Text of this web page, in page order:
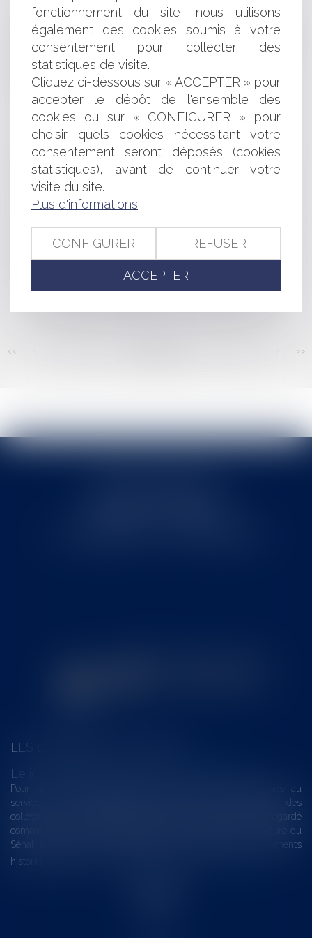
JURIDICTIONNELLE
PUBLICITÉ ET SOLLICITATION PERSONNALISÉE
DÉSORMAIS AUTORISÉES POUR LES AVOCATS:
PARUTION DU DÉCRET FIXANT LES CONDITIONS
DEMANDE DE PERMIS DE CONSTRUIRE PRÉSENTÉE
PAR UN COINDIVISAIRE
BAIL COMMERCIAL: MODIFICATION DU LOYER EN
COURS DE BAIL ET LOYER DE RÉFÉRENCE
SUR LA RÉFORME DES PROFESSIONS
RÉGLEMENTÉES DU DROIT
AUGMENTATION DES TARIFS DE GAZ ET
D'ÉLECTRICITÉ ET OBLIGATION D'INFORMATION DES
CONSOMMATEURS
LES CONDITIONS DE LA PROCÉDURE DE
DESTITUTION DU PRÉSIDENT DE LA RÉPUBLIQUE
PRÉCISÉES
PASSAGE EN DIFFUSION GRATUITE DE LCI: PAS DE
SUSPENSION DE LA DÉCISION DU CSA
MICRO-ENTREPRISES: ALLÉGEMENT DES
<< >>
LES DERNIÈRES ACTUALITÉS
Le joug léger des monuments historiques
Pour une gestion patrimoniale des monuments historiques au
service du développement économique et touristique des
collectivités Le monument historique a longtemps été regardé
comme une charge. Le rapport que la commission de la culture du
Sénat a consacré, en juillet 2026, à la gestion des monuments
historiques invite à y voir aussi une ressour...
fonctionnement du site, nous utilisons
également des cookies soumis à votre
consentement pour collecter des
statistiques de visite.
Cliquez ci-dessous sur « ACCEPTER » pour
accepter le dépôt de l'ensemble des
cookies ou sur « CONFIGURER » pour
choisir quels cookies nécessitant votre
consentement seront déposés (cookies
statistiques), avant de continuer votre
visite du site.
Plus d'informations
CONFIGURER REFUSER
ACCEPTER